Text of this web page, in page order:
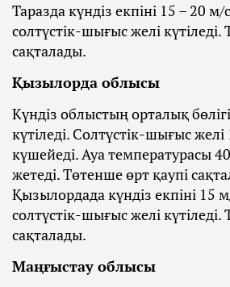
Таразда күндіз екпіні 15 – 20 м/
солтүстік-шығыс желі
сақталады.
Қызылорда облысы
Күндіз облыстың орталық
күтіледі. Солтүстік-шығыс
күшейеді. Ауа температурасы
жетеді. Төтенше өрт қаупі
Қызылордада күндіз екпіні 15
солтүстік-шығыс желі
сақталады.
Маңғыстау облысы